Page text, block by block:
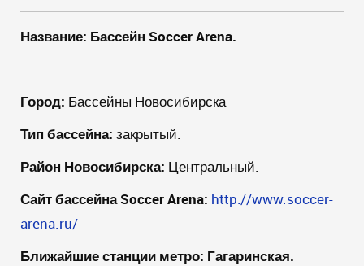
Название: Бассейн Soccer Arena.
Город: Бассейны Новосибирска
Тип бассейна: закрытый.
Район Новосибирска: Центральный.
Сайтбассейна Soccer Arena: http://www.soccer-
arena.ru/
Ближайшие станции метро: Гагаринская.